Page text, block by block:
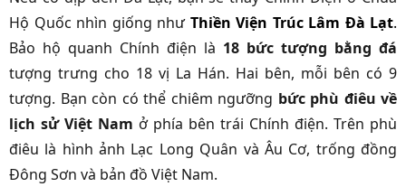
Hộ Quốc nhìn giống như Thiền Viện Trúc Lâm Đà Lạt.
Bảo hộ quanh Chính điện là 18 bức tượng bằng đá
tượng trưng cho 18 vị La Hán. Hai bên, mỗi bên có 9
tượng. Bạn còn có thể chiêm ngưỡng bức phù điêu về
lịch sử Việt Nam ở phía bên trái Chính điện. Trên phù
điêu là hình ảnh Lạc Long Quân và Âu Cơ, trống đồng
Đông Sơn và bản đồ Việt Nam.